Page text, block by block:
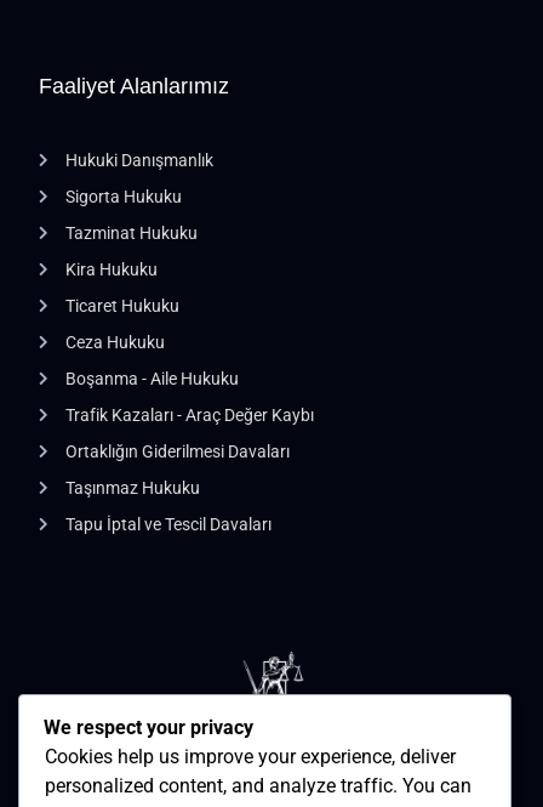
Faaliyet Alanlarımız
Hukuki Danışmanlık
Sigorta Hukuku
Tazminat Hukuku
Kira Hukuku
Ticaret Hukuku
Ceza Hukuku
Boşanma - Aile Hukuku
Trafik Kazaları - Araç Değer Kaybı
Ortaklığın Giderilmesi Davaları
Taşınmaz Hukuku
Tapu İptal ve Tescil Davaları
We respect your privacy
Cookies help us improve your experience, deliver
personalized content, and analyze traffic. You can